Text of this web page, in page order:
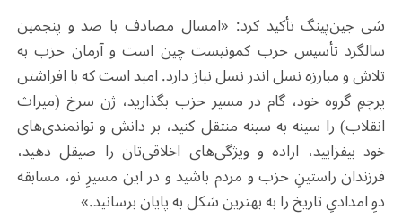
شی جین‌پینگ تأکید کرد: «امسال مصادف با صد و پنجمین
سالگرد تأسیس حزب کمونیست چین است و آرمان حزب به
تلاش و مبارزه نسل اندر نسل نیاز دارد. امید است که با افراشتن
پرچمِ گروه خود، گام در مسیر حزب بگذارید، ژن سرخ (میراث
انقلاب) را سینه به سینه منتقل کنید، بر دانش و توانمندی‌های
خود بیفزایید، اراده و ویژگی‌های اخلاقی‌تان را صیقل دهید،
فرزندان راستینِ حزب و مردم باشید و در این مسیرِ نو، مسابقه
دوِ امدادیِ تاریخ را به بهترین شکل به پایان برسانید.»